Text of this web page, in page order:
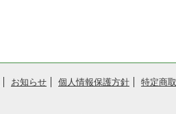
お知らせ 個人情報保護方針
特定商